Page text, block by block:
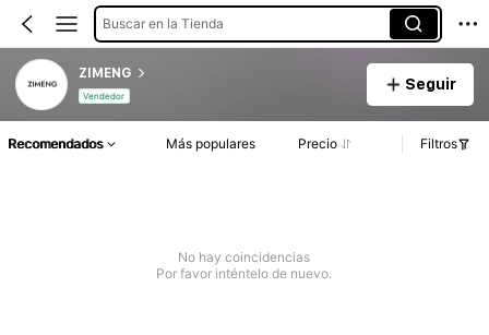
Buscar en la Tienda
ZIMENG
Vendedor
Seguir
Recomendados Más populares Precio Filtros
No hay coincidencias
Por favor inténtelo de nuevo.